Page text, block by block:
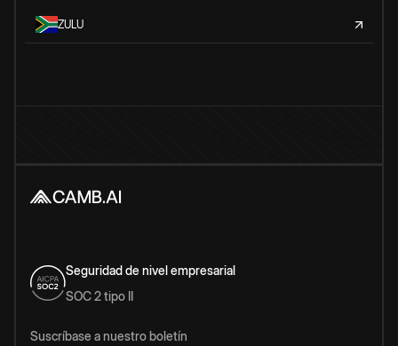
ZULU
Seguridad de nivel empresarial
SOC 2 tipo II
Suscríbase a nuestro boletín